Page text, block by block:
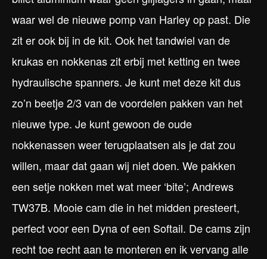
waar wel de nieuwe pomp van Harley op past. Die
zit er ook bij in de kit. Ook het tandwiel van de
krukas en nokkenas zit erbij met ketting en twee
hydraulische spanners. Je kunt met deze kit dus
zo’n beetje 2/3 van de voordelen pakken van het
nieuwe type. Je kunt gewoon de oude
nokkenassen weer terugplaatsen als je dat zou
willen, maar dat gaan wij niet doen. We pakken
een setje nokken met wat meer ‘bite’; Andrews
TW37B. Mooie cam die in het midden presteert,
perfect voor een Dyna of een Softail. De cams zijn
recht toe recht aan te monteren en ik vervang alle